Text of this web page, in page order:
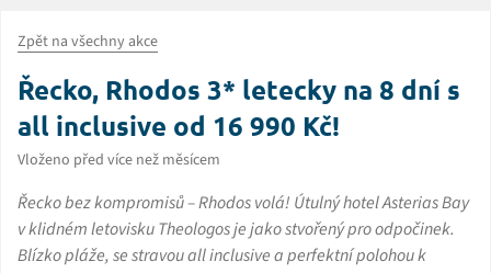
Zpět na všechny akce
Řecko, Rhodos 3* letecky na 8 dní s
all inclusive od 16 990 Kč!
Vloženo před více než měsícem
Řecko bez kompromisů – Rhodos volá! Útulný hotel Asterias Bay
v klidném letovisku Theologos je jako stvořený pro odpočinek.
Blízko pláže, se stravou all inclusive a perfektní polohou k